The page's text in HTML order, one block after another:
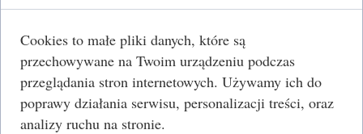
Jednostka:mb
Cena brutto:124,11 PLN/mb
Dowiedz się więcej:
Cookies to małe pliki danych, które są
przechowywane na Twoim urządzeniu podczas
przeglądania stron internetowych. Używamy ich do
poprawy działania serwisu, personalizacji treści, oraz
analizy ruchu na stronie.